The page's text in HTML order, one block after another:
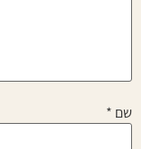
שם *